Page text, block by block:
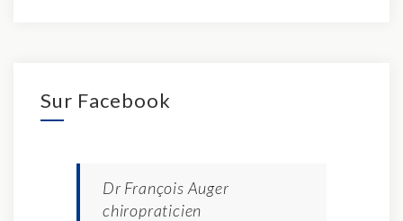
Sur Facebook
Dr François Auger
chiropraticien